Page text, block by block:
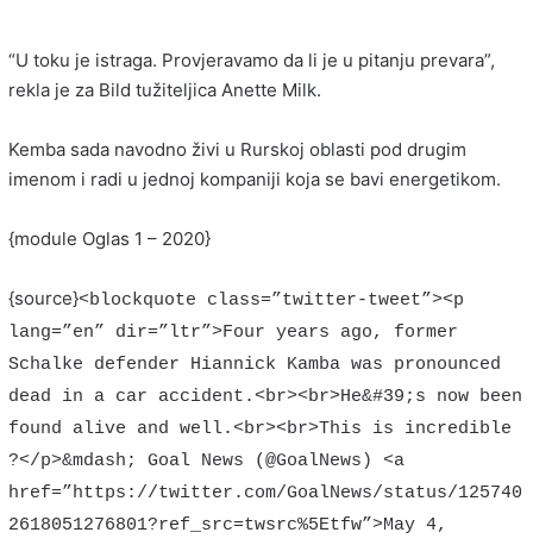
“U toku je istraga. Provjeravamo da li je u pitanju prevara”,
rekla je za Bild tužiteljica Anette Milk.
Kemba sada navodno živi u Rurskoj oblasti pod drugim
imenom i radi u jednoj kompaniji koja se bavi energetikom.
{module Oglas 1 – 2020}
{source}<blockquote class=”twitter-tweet”><p
lang=”en” dir=”ltr”>Four years ago, former
Schalke defender Hiannick Kamba was pronounced
dead in a car accident.<br><br>He&#39;s now been
found alive and well.<br><br>This is incredible
?</p>&mdash; Goal News (@GoalNews) <a
href=”https://twitter.com/GoalNews/status/125740
2618051276801?ref_src=twsrc%5Etfw”>May 4,